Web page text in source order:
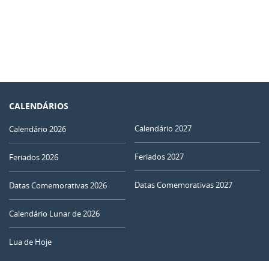
CALENDÁRIOS
Calendário 2026
Feriados 2026
Datas Comemorativas 2026
Calendário Lunar de 2026
Lua de Hoje
Calendário 2027
Feriados 2027
Datas Comemorativas 2027